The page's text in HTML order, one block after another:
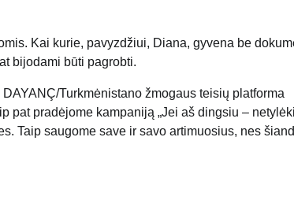
Kai kurie, pavyzdžiui, Diana, gyvena be
bijodami būti pagrobti.
Turkmėnistano žmogaus teisių platforma
pat pradėjome kampaniją „Jei aš dingsiu –
Taip saugome save ir savo artimuosius, nes